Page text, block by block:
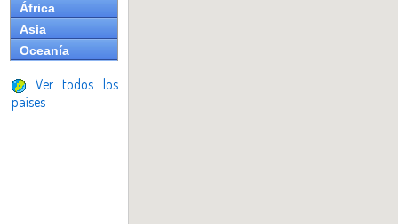
África
Asia
Oceanía
Ver todos los
países